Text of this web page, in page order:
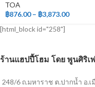
TOA
฿876.00 – ฿3,873.00
[html_block id="258"]
ร้านแฮปปี้โฮม โดย พูนศิริเ
248/6 ถ.มหาราช ต.ปากน้ำ อ.เ